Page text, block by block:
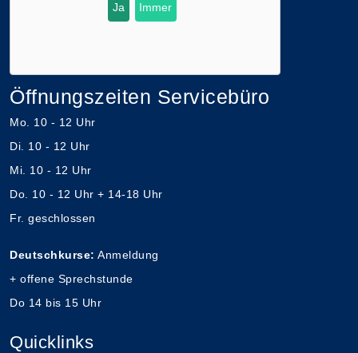
Ja Immer
Öffnungszeiten Servicebüro
Mo. 10 - 12 Uhr
Di. 10 - 12 Uhr
Mi. 10 - 12 Uhr
Do. 10 - 12 Uhr + 14-18 Uhr
Fr. geschlossen
Deutschkurse: Anmeldung
+ offene Sprechstunde
Do 14 bis 15 Uhr
Quicklinks